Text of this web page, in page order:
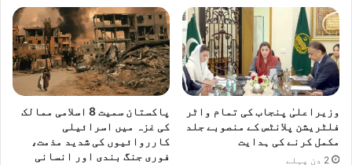
ی
ف
ج
س
ٹ
س
ف
ا
وزیراعلیٰ پنجاب کی تمام واٹر
فلٹریشن پلانٹس کے منصوبے جلد
مکمل کرنے کی ہدایت
2 دن پہلے
پاکستان سمیت 8 اسلامی ممالک
کی غزہ میں اسرائیلی
کارروائیوں کی شدید مذمت،
فوری جنگ بندی اور انسانی